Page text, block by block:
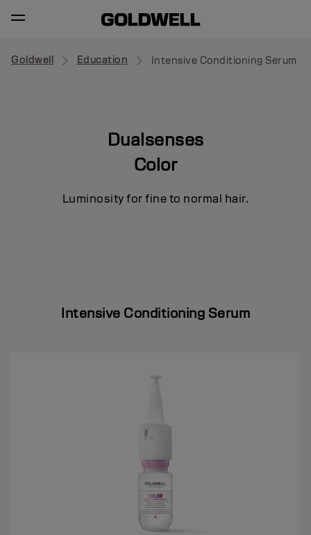
Goldwell Education Intensive Conditioning Serum
Dualsenses
Color
Luminosity for fine to normal hair.
Intensive Conditioning Serum